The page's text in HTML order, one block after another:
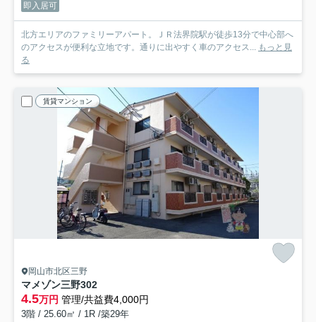
即入居可
北方エリアのファミリーアパート。ＪＲ法界院駅が徒歩13分で中心部へ
のアクセスが便利な立地です。通りに出やすく車のアクセス... もっと見
る
賃貸マンション
岡山市北区三野
マメゾン三野302
4.5万円 管理/共益費4,000円
3階 / 25.60㎡ / 1R /築29年